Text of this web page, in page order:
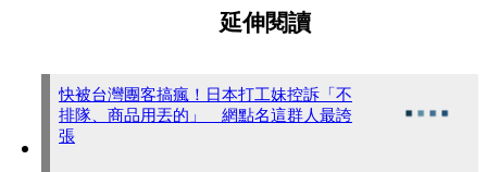
延伸閱讀
快被台灣團客搞瘋！日本打工妹控訴「不
排隊、商品用丟的」 網點名這群人最誇
張